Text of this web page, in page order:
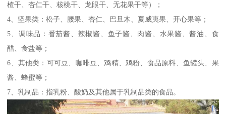
楂干、杏仁干、核桃干、龙眼干、无花果干等）；
4、坚果类：松子、腰果、杏仁、巴旦木、夏威夷果、开心果等；
5、调味品：番茄酱、辣椒酱、鱼子酱、肉酱、水果酱、酱油、食
醋、食盐等；
6、其他类：可可豆、咖啡豆、鸡精、鸡粉、食品原料、鱼罐头、果
酱、蜂蜜等；
7、乳制品：指乳粉、酸奶及其他属于乳制品类的食品。